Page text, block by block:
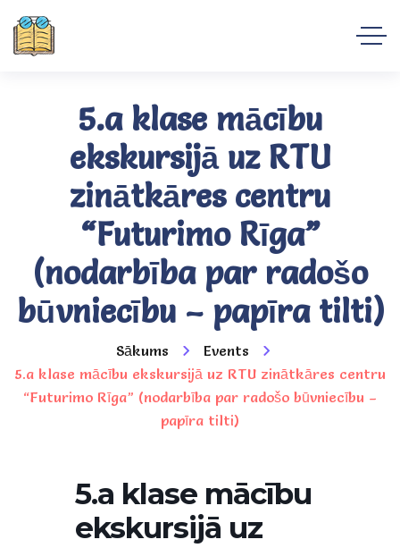
5.a klase mācību
ekskursijā uz RTU
zinātkāres centru
“Futurimo Rīga”
(nodarbība par radošo
būvniecību – papīra tilti)
Sākums
Events
5.a klase mācību ekskursijā uz RTU zinātkāres centru
“Futurimo Rīga” (nodarbība par radošo būvniecību –
papīra tilti)
5.a klase mācību
ekskursijā uz